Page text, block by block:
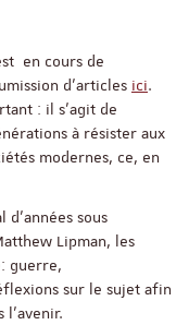
en cours de
d’articles ici.
: il s’agit de
à résister aux
modernes, ce, en
d'années sous
Lipman, les
guerre,
sur le sujet afin
l’avenir.